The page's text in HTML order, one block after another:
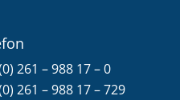
261 – 988 17 – 0
261 – 988 17 – 729